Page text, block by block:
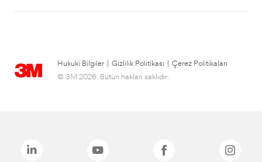
Hukuki Bilgiler Gizlilik Politikası
Çerez Politikaları
© 3M 2026. Bütün hakları saklıdır.